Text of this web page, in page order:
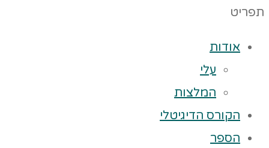
תפריט
אודות
עלי
המלצות
הקורס הדיגיטלי
הספר